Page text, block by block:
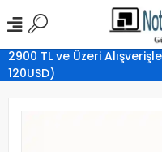
2900 TL ve Üzeri
120USD)